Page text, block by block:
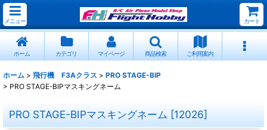
メニュー カート
ホーム カテゴリ マイページ 商品検索 ご利用案内
ホーム > 飛行機 F3Aクラス > PRO STAGE-BIP
> PRO STAGE-BIPマスキングネーム
PRO STAGE-BIPマスキングネーム [12026]